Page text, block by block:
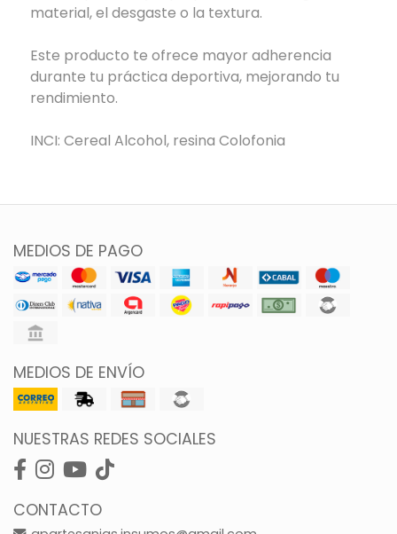
material, el desgaste o la textura.
Este producto te ofrece mayor adherencia
durante tu práctica deportiva, mejorando tu
rendimiento.
INCI: Cereal Alcohol, resina Colofonia
MEDIOS DE PAGO
MEDIOS DE ENVÍO
NUESTRAS REDES SOCIALES
CONTACTO